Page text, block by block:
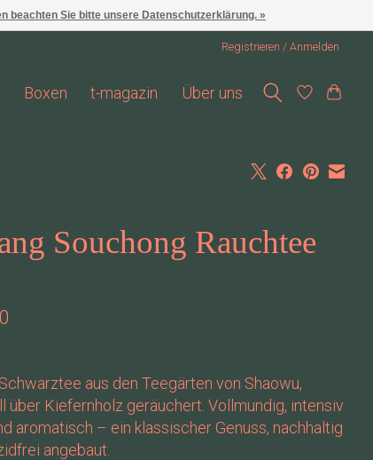
Registrieren / Anmelden
Boxen t-magazin Über uns
Souchong Rauchtee
aus den Teegärten von Shaowu,
über Kiefernholz geräuchert. Vollmundig, intensiv
aromatisch – ein klassischer Genuss, nachhaltig
angebaut.
beachten Sie bitte unsere Datenschutzerklärung. »